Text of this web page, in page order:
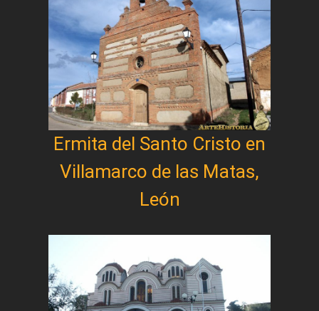
Ermita del Santo Cristo en
Villamarco de las Matas,
León